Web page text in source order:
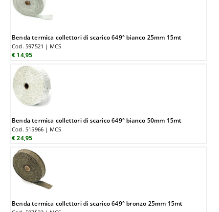
Benda termica collettori di scarico 649° bianco 25mm 15mt
Cod. 597521 | MCS
€ 14,95
Benda termica collettori di scarico 649° bianco 50mm 15mt
Cod. 515966 | MCS
€ 24,95
Benda termica collettori di scarico 649° bronzo 25mm 15mt